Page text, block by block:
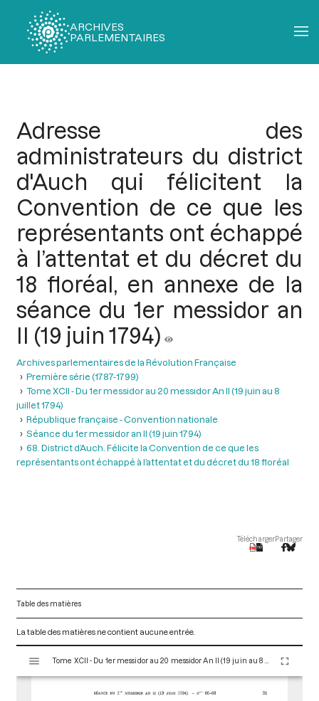
ARCHIVES
PARLEMENTAIRES
Adresse des
administrateurs du district
d'Auch qui félicitent la
Convention de ce que les
représentants ont échappé
à l’attentat et du décret du
18 floréal, en annexe de la
séance du 1er messidor an
II (19 juin 1794)
Archives parlementaires de la Révolution Française
Première série (1787-1799)
Tome XCII - Du 1er messidor au 20 messidor An II (19 juin au 8
juillet 1794)
République française - Convention nationale
Séance du 1er messidor an II (19 juin 1794)
68. District d’Auch. Félicite la Convention de ce que les
représentants ont échappé à l’attentat et du décret du 18 floréal
TéléchargerPartager
Table des matières
La table des matières ne contient aucune entrée.
s